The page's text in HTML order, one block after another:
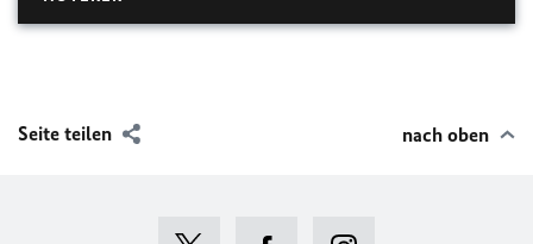
Seite teilen nach oben